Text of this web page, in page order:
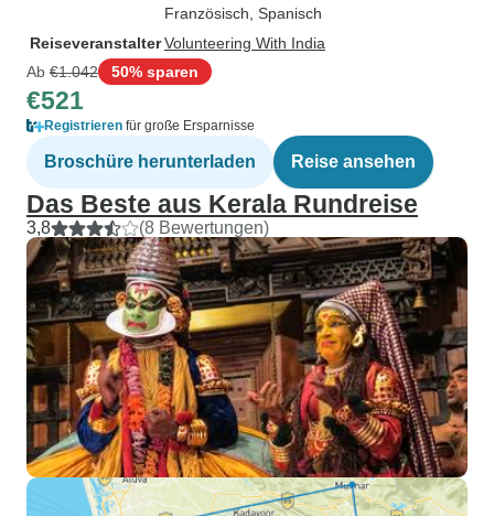
Französisch, Spanisch
ReiseveranstalterVolunteering With India
Ab €1.042 50% sparen
€521
Registrieren für große Ersparnisse
Broschüre herunterladen Reise ansehen
Das Beste aus Kerala Rundreise
3,8 (8 Bewertungen)